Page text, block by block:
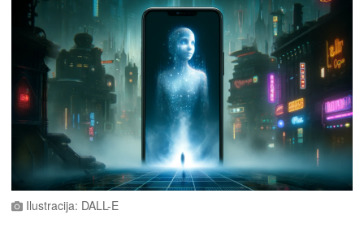
Ilustracija: DALL-E